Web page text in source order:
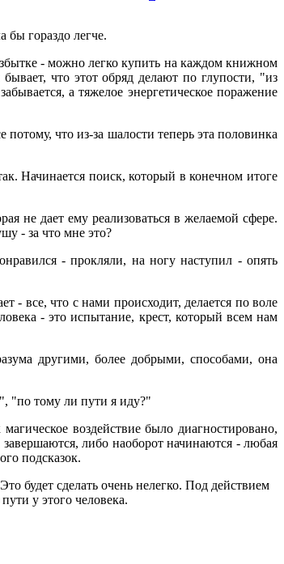
гораздо легче.
- можно легко купить на каждом книжном
что этот обряд делают по глупости, "из
а тяжелое энергетическое поражение
что из-за шалости теперь эта половинка
Начинается поиск, который в конечном итоге
не дает ему реализоваться в желаемой сфере.
- за что мне это?
- прокляли, на ногу наступил - опять
- все, что с нами происходит, делается по воле
- это испытание, крест, который всем нам
другими, более добрыми, способами, она
"по тому ли пути я иду?"
воздействие было диагностировано,
либо наоборот начинаются - любая
подсказок.
будет сделать очень нелегко. Под действием
у этого человека.